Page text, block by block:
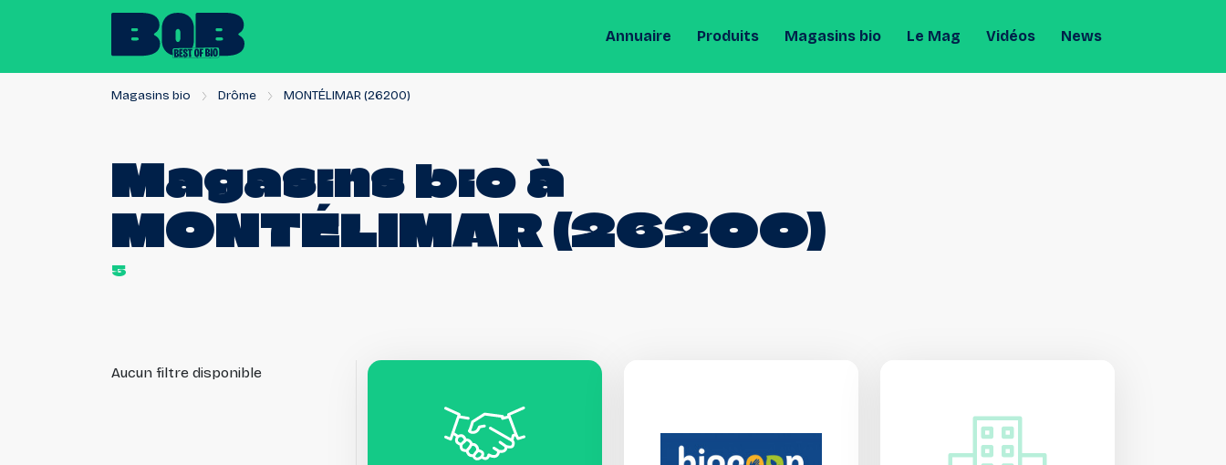
Annuaire Produits Magasins bio Le Mag Vidéos News
Magasins bio Drôme MONTÉLIMAR (26200)
Magasinsbioà
MONTÉLIMAR(26200)
5
Aucun filtre disponible